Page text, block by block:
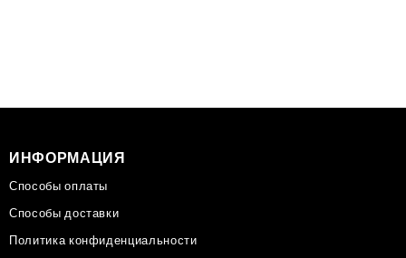
ИНФОРМАЦИЯ
Способы оплаты
Способы доставки
Политика конфиденциальности